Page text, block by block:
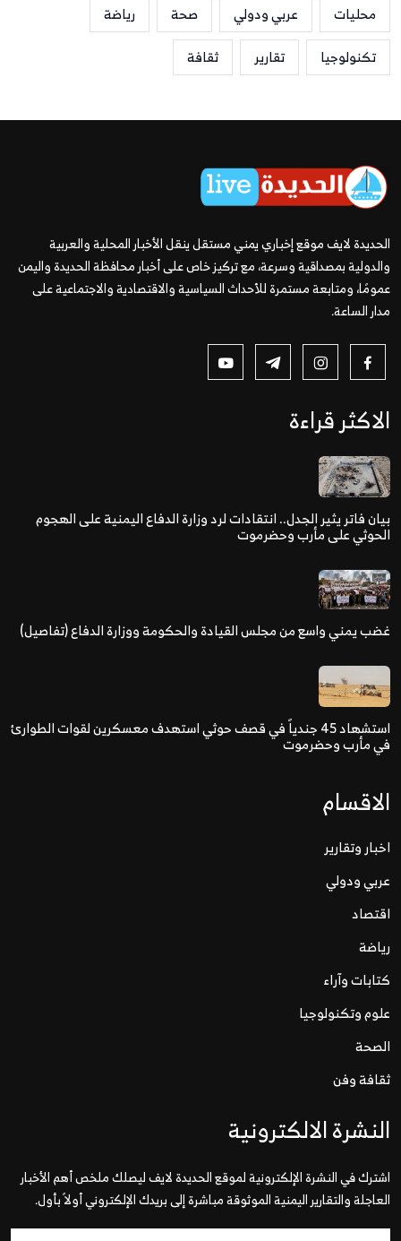
محليات
عربي ودولي صحة
رياضة
تكنولوجيا
تقارير ثقافة
الحديدة لايف موقع إخباري يمني مستقل ينقل الأخبار المحلية والعربية
والدولية بمصداقية وسرعة، مع تركيز خاص على أخبار محافظة الحديدة واليمن
عمومًا، ومتابعة مستمرة للأحداث السياسية والاقتصادية والاجتماعية على
مدار الساعة.
الاكثر قراءة
بيان فاتر يثير الجدل.. انتقادات لرد وزارة الدفاع اليمنية على الهجوم
الحوثي على مأرب وحضرموت
غضب يمني واسع من مجلس القيادة والحكومة ووزارة الدفاع (تفاصيل)
استشهاد 45 جندياً في قصف حوثي استهدف معسكرين لقوات الطوارئ
في مأرب وحضرموت
الاقسام
اخبار وتقارير
عربي ودولي
اقتصاد
رياضة
كتابات وآراء
علوم وتكنولوجيا
الصحة
ثقافة وفن
النشرة الالكترونية
اشترك في النشرة الإلكترونية لموقع الحديدة لايف ليصلك ملخص أهم الأخبار
العاجلة والتقارير اليمنية الموثوقة مباشرة إلى بريدك الإلكتروني أولاً بأول.